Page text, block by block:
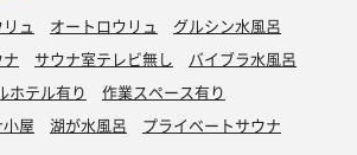
ュ オートロウリュ
グルシン水風呂
サウナ室テレビ無し
バイブラ水風呂
ホテル有り
作業スペース有り
屋 湖が水風呂 プライベートサウナ